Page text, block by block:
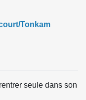
Tonkam
seule dans son